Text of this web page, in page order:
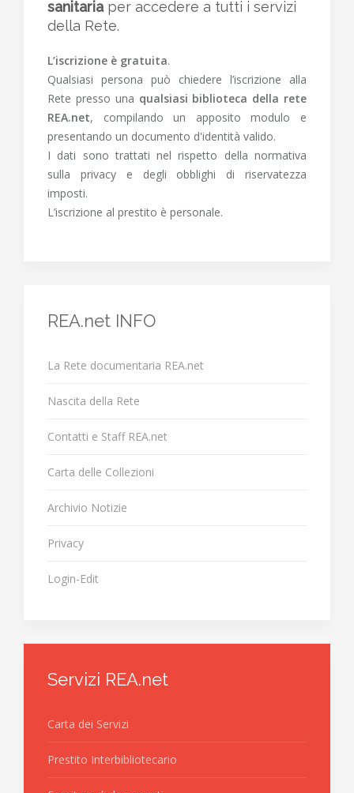
sanitariaper accedere a tutti i servizi
della Rete.
L’iscrizione è gratuita.
Qualsiasi persona può chiedere l’iscrizione alla
Rete presso una qualsiasi biblioteca della rete
REA.net, compilando un apposito modulo e
presentando un documento d'identità valido.
I dati sono trattati nel rispetto della normativa
sulla privacy e degli obblighi di riservatezza
imposti.
L’iscrizione al prestito è personale.
REA.net INFO
La Rete documentaria REA.net
Nascita della Rete
Contatti e Staff REA.net
Carta delle Collezioni
Archivio Notizie
Privacy
Login-Edit
Servizi REA.net
Carta dei Servizi
Prestito Interbibliotecario